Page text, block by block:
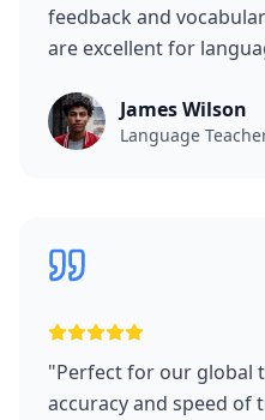
feedback and
are excellent for
James Wilson
Language
"Perfect for our global
accuracy and speed of